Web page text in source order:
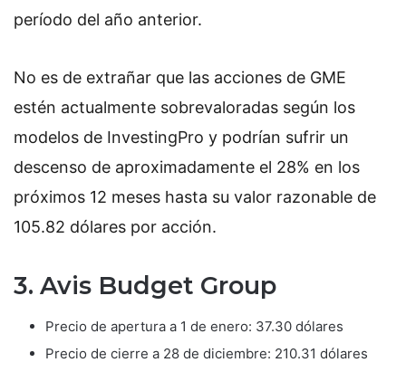
período del año anterior.
No es de extrañar que las acciones de GME
estén actualmente sobrevaloradas según los
modelos de InvestingPro y podrían sufrir un
descenso de aproximadamente el 28% en los
próximos 12 meses hasta su valor razonable de
105.82 dólares por acción.
3. Avis Budget Group
Precio de apertura a 1 de enero: 37.30 dólares
Precio de cierre a 28 de diciembre: 210.31 dólares